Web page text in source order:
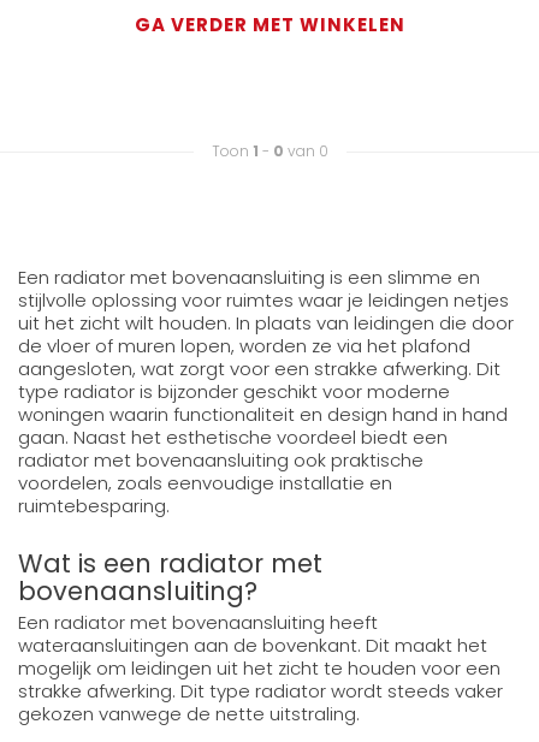
GA VERDER MET WINKELEN
Toon 1 - 0 van 0
Een radiator met bovenaansluiting is een slimme en
stijlvolle oplossing voor ruimtes waar je leidingen netjes
uit het zicht wilt houden. In plaats van leidingen die door
de vloer of muren lopen, worden ze via het plafond
aangesloten, wat zorgt voor een strakke afwerking. Dit
type radiator is bijzonder geschikt voor moderne
woningen waarin functionaliteit en design hand in hand
gaan. Naast het esthetische voordeel biedt een
radiator met bovenaansluiting ook praktische
voordelen, zoals eenvoudige installatie en
ruimtebesparing.
Wat is een radiator met
bovenaansluiting?
Een radiator met bovenaansluiting heeft
wateraansluitingen aan de bovenkant. Dit maakt het
mogelijk om leidingen uit het zicht te houden voor een
strakke afwerking. Dit type radiator wordt steeds vaker
gekozen vanwege de nette uitstraling.